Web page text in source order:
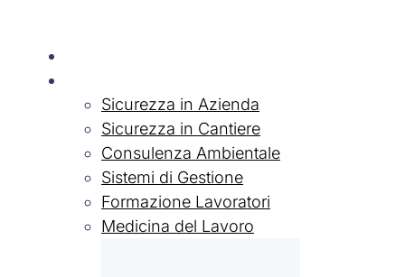
Sicurezza in Azienda
Sicurezza in Cantiere
Consulenza Ambientale
Sistemi di Gestione
Formazione Lavoratori
Medicina del Lavoro